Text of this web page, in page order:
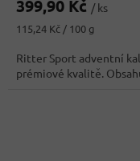
399,90 Kč / ks
Měrná
115,24 Kč / 100 g
Ritter Sport adventní
prémiové kvalitě.